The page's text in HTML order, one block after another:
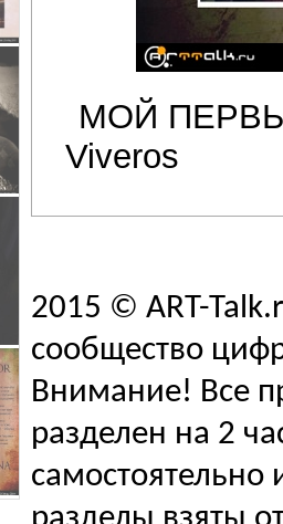
МОЙ
Viveros
2015 © ART-
сообщество
Внимание! Все
разделен на 2
самостоятельно